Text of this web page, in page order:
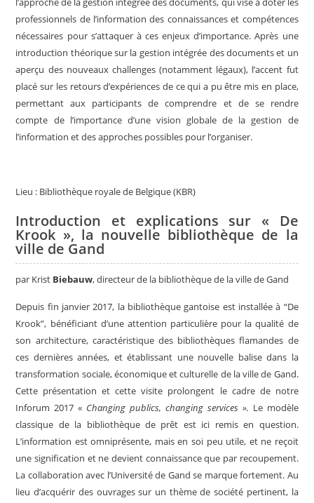
professionnels de l’information des connaissances et compétences
nécessaires pour s’attaquer à ces enjeux d’importance. Après une
introduction théorique sur la gestion intégrée des documents et un
aperçu des nouveaux challenges (notamment légaux), l’accent fut
placé sur les retours d’expériences de ce qui a pu être mis en place,
permettant aux participants de comprendre et de se rendre
compte de l’importance d’une vision globale de la gestion de
l’information et des approches possibles pour l’organiser.
Lieu : Bibliothèque royale de Belgique (KBR)
Introduction et explications sur « De
Krook », la nouvelle bibliothèque de la
ville de Gand
par Krist Biebauw, directeur de la bibliothèque de la ville de Gand
Depuis fin janvier 2017, la bibliothèque gantoise est installée à “De
Krook”, bénéficiant d’une attention particulière pour la qualité de
son architecture, caractéristique des bibliothèques flamandes de
ces dernières années, et établissant une nouvelle balise dans la
transformation sociale, économique et culturelle de la ville de Gand.
Cette présentation et cette visite prolongent le cadre de notre
Inforum 2017 « Changing publics, changing services ». Le modèle
classique de la bibliothèque de prêt est ici remis en question.
L’information est omniprésente, mais en soi peu utile, et ne reçoit
une signification et ne devient connaissance que par recoupement.
La collaboration avec l’Université de Gand se marque fortement. Au
lieu d’acquérir des ouvrages sur un thème de société pertinent, la